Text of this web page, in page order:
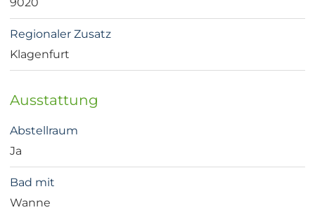
Regionaler Zusatz
Klagenfurt
Ausstattung
Abstellraum
Ja
Bad mit
Wanne